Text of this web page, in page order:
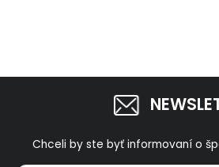
Chceli by ste byť informovaní o